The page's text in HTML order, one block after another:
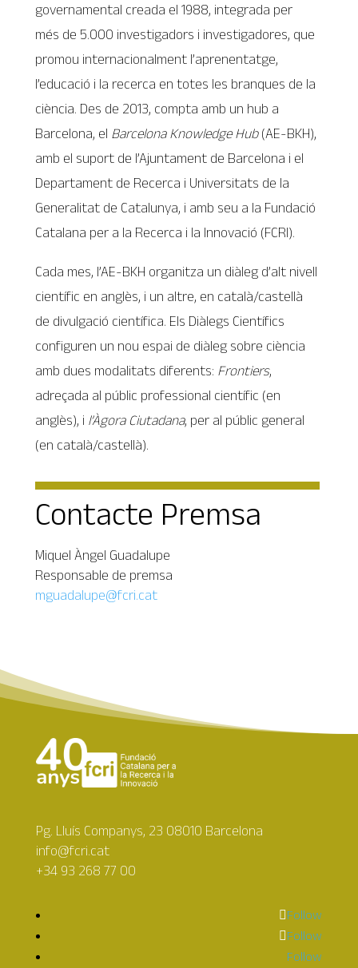
governamental creada el 1988, integrada per
més de 5.000 investigadors i investigadores, que
promou internacionalment l’aprenentatge,
l’educació i la recerca en totes les branques de la
ciència. Des de 2013, compta amb un hub a
Barcelona, el Barcelona Knowledge Hub(AE-BKH),
amb el suport de l’Ajuntament de Barcelona i el
Departament de Recerca i Universitats de la
Generalitat de Catalunya, i amb seu a la Fundació
Catalana per a la Recerca i la Innovació (FCRI).
Cada mes, l’AE-BKH organitza un diàleg d’alt nivell
científic en anglès, i un altre, en català/castellà
de divulgació científica. Els Diàlegs Científics
configuren un nou espai de diàleg sobre ciència
amb dues modalitats diferents: Frontiers,
adreçada al públic professional científic (en
anglès), i l’Àgora Ciutadana, per al públic general
(en català/castellà).
Contacte Premsa
Miquel Àngel Guadalupe
Responsable de premsa
mguadalupe@fcri.cat
Pg. Lluís Companys, 23 08010 Barcelona
info@fcri.cat
+34 93 268 77 00
Follow
Follow
Follow